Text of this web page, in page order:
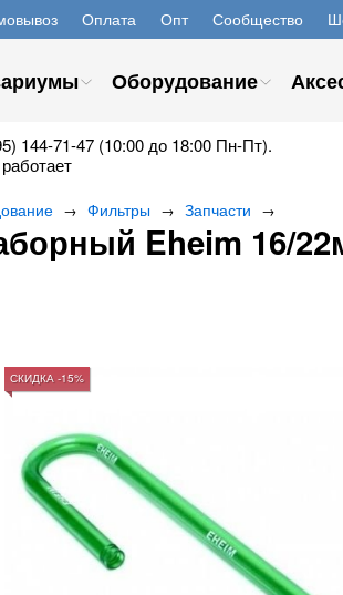
Оплата Опт Сообщество
Оборудование
144-71-47 (10:00 до 18:00 Пн-Пт).
→ Фильтры → Запчасти →
Eheim 16/
СКИДКА -15%